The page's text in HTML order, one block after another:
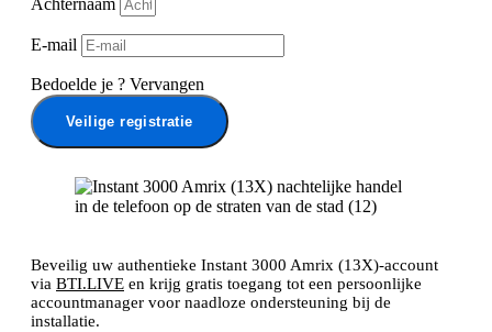
Beveilig uw authentieke Instant 3000 Amrix (13X)-account
via BTI.LIVE en krijg gratis toegang tot een persoonlijke
accountmanager voor naadloze ondersteuning bij de
installatie.
Achternaam
E-mail
Bedoelde je ? Vervangen
Veilige registratie